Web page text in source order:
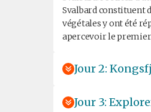
Svalbard constituent
végétales y ont été
apercevoir le
Jour 2:
Jour 3: